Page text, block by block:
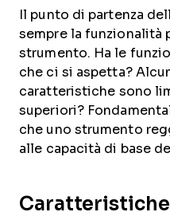
Il punto di partenza
sempre la funzionalità
strumento. Ha le
che ci si aspetta?
caratteristiche sono
superiori?
che uno strumento
alle capacità di base